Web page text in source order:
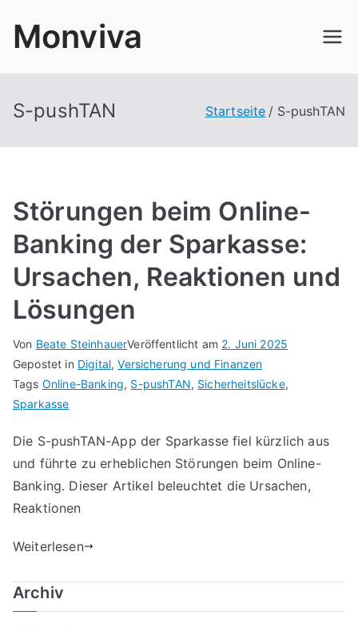
InhaltMonviva
S-pushTAN Startseite S-pushTAN
Störungen beim Online-
Banking der Sparkasse:
Ursachen, Reaktionen und
Lösungen
Von Beate SteinhauerVeröffentlicht am 2. Juni 2025
Gepostet in Digital,Versicherung und Finanzen
Tags Online-Banking, S-pushTAN, Sicherheitslücke,
Sparkasse
Die S-pushTAN-App der Sparkasse fiel kürzlich aus
und führte zu erheblichen Störungen beim Online-
Banking. Dieser Artikel beleuchtet die Ursachen,
Reaktionen
Weiterlesen
Archiv